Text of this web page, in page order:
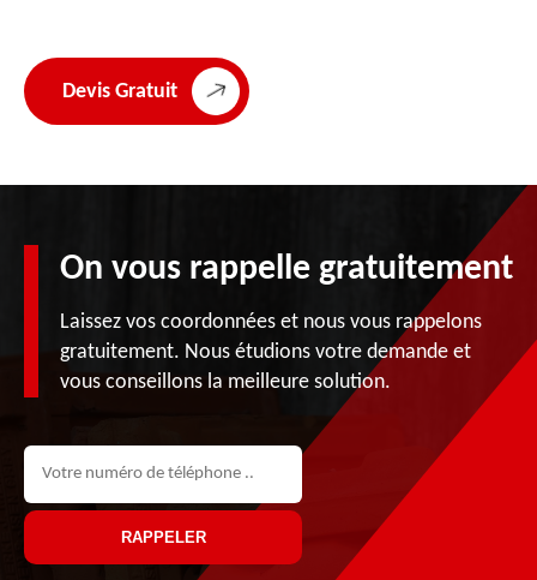
Devis Gratuit
On vous rappelle gratuitement
Laissez vos coordonnées et nous vous rappelons
gratuitement. Nous étudions votre demande et
vous conseillons la meilleure solution.